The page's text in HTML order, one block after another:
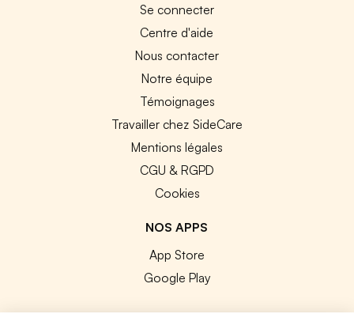
Se connecter
Centre d'aide
Nous contacter
Notre équipe
Témoignages
Travailler chez SideCare
Mentions légales
CGU & RGPD
Cookies
NOS APPS
App Store
Google Play